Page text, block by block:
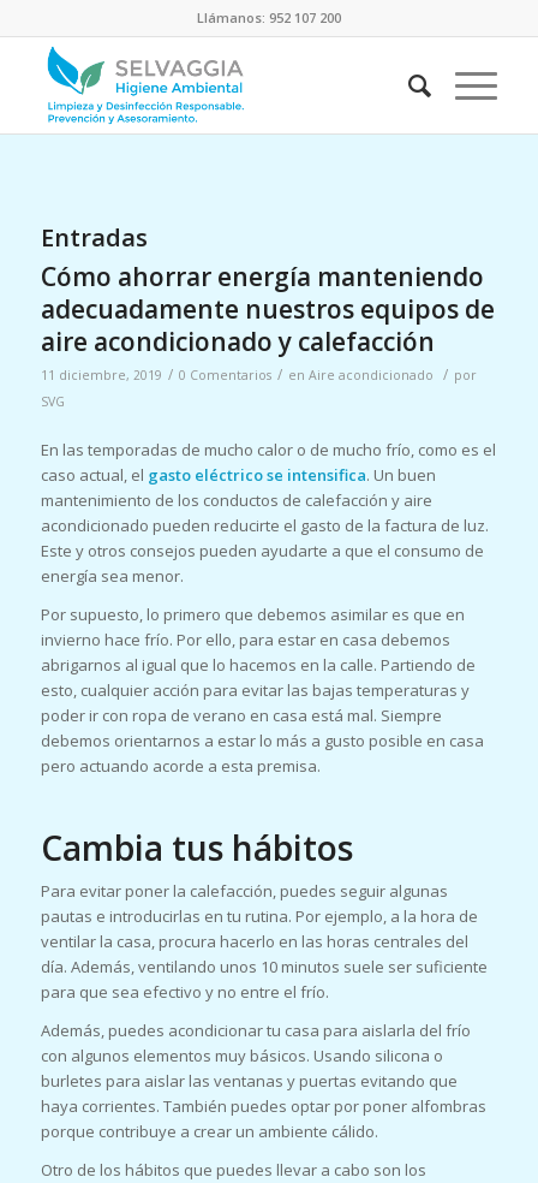
Llámanos: 952 107 200
Entradas
Cómo ahorrar energía manteniendo
adecuadamente nuestros equipos de
aire acondicionado y calefacción
11 diciembre, 2019 / 0 Comentarios / en Aire acondicionado / por
SVG
En las temporadas de mucho calor o de mucho frío, como es el
caso actual, el gasto eléctrico se intensifica. Un buen
mantenimiento de los conductos de calefacción y aire
acondicionado pueden reducirte el gasto de la factura de luz.
Este y otros consejos pueden ayudarte a que el consumo de
energía sea menor.
Por supuesto, lo primero que debemos asimilar es que en
invierno hace frío. Por ello, para estar en casa debemos
abrigarnos al igual que lo hacemos en la calle. Partiendo de
esto, cualquier acción para evitar las bajas temperaturas y
poder ir con ropa de verano en casa está mal. Siempre
debemos orientarnos a estar lo más a gusto posible en casa
pero actuando acorde a esta premisa.
Cambia tus hábitos
Para evitar poner la calefacción, puedes seguir algunas
pautas e introducirlas en tu rutina. Por ejemplo, a la hora de
ventilar la casa, procura hacerlo en las horas centrales del
día. Además, ventilando unos 10 minutos suele ser suficiente
para que sea efectivo y no entre el frío.
Además, puedes acondicionar tu casa para aislarla del frío
con algunos elementos muy básicos. Usando silicona o
burletes para aislar las ventanas y puertas evitando que
haya corrientes. También puedes optar por poner alfombras
porque contribuye a crear un ambiente cálido.
Otro de los hábitos que puedes llevar a cabo son los